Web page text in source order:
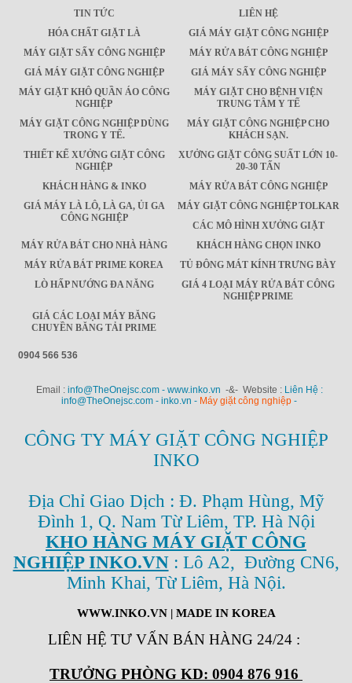
TIN TỨC
LIÊN HỆ
HÓA CHẤT GIẶT LÀ
GIÁ MÁY GIẶT CÔNG NGHIỆP
MÁY GIẶT SẤY CÔNG NGHIỆP
MÁY RỬA BÁT CÔNG NGHIỆP
GIÁ MÁY GIẶT CÔNG NGHIỆP
GIÁ MÁY SẤY CÔNG NGHIỆP
MÁY GIẶT KHÔ QUẦN ÁO CÔNG
NGHIỆP
MÁY GIẶT CHO BỆNH VIỆN
TRUNG TÂM Y TẾ
MÁY GIẶT CÔNG NGHIỆP DÙNG
TRONG Y TẾ.
MÁY GIẶT CÔNG NGHIỆP CHO
KHÁCH SẠN.
THIẾT KẾ XƯỞNG GIẶT CÔNG
NGHIỆP
XƯỞNG GIẶT CÔNG SUẤT LỚN 10-
20-30 TẤN
KHÁCH HÀNG & INKO
MÁY RỬA BÁT CÔNG NGHIỆP
GIÁ MÁY LÀ LÔ, LÀ GA, ỦI GA
CÔNG NGHIỆP
MÁY GIẶT CÔNG NGHIỆP TOLKAR
CÁC MÔ HÌNH XƯỞNG GIẶT
MÁY RỬA BÁT CHO NHÀ HÀNG
KHÁCH HÀNG CHỌN INKO
MÁY RỬA BÁT PRIME KOREA
TỦ ĐÔNG MÁT KÍNH TRƯNG BÀY
LÒ HẤP NƯỚNG ĐA NĂNG
GIÁ 4 LOẠI MÁY RỬA BÁT CÔNG
NGHIỆP PRIME
GIÁ CÁC LOẠI MÁY BĂNG
CHUYỀN BĂNG TẢI PRIME
0904 566 536
Email : info@TheOnejsc.com - www.inko.vn -&- Website : Liên Hệ :
info@TheOnejsc.com - inko.vn - Máy giặt công nghiệp -
CÔNG TY MÁY GIẶT CÔNG NGHIỆP
INKO
Địa Chỉ Giao Dịch : Đ. Phạm Hùng, Mỹ
Đình 1, Q. Nam Từ Liêm, TP. Hà Nội
KHO HÀNG MÁY GIẶT CÔNG
NGHIỆP INKO.VN: Lô A2, Đường CN6,
Minh Khai, Từ Liêm, Hà Nội.
WWW.INKO.VN| MADE IN KOREA
LIÊN HỆ TƯ VẤN BÁN HÀNG 24/24 :
TRƯỞNG PHÒNG KD: 0904 876 916